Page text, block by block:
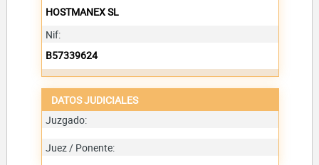
HOSTMANEX SL
Nif:
B57339624
DATOS JUDICIALES
Juzgado:
Juez / Ponente: